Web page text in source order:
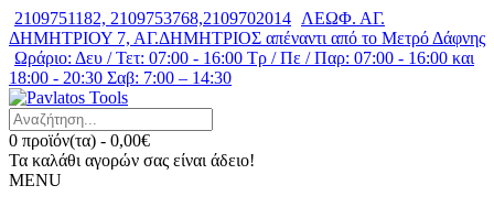
2109751182, 2109753768,2109702014 ΛΕΩΦ. ΑΓ.
ΔΗΜΗΤΡΙΟΥ 7, ΑΓ.ΔΗΜΗΤΡΙΟΣ απέναντι από το Μετρό Δάφνης
Ωράριο: Δευ / Τετ: 07:00 - 16:00 Τρ / Πε / Παρ: 07:00 - 16:00 και
18:00 - 20:30 Σαβ: 7:00 – 14:30
0 προϊόν(τα) - 0,00€
Τα καλάθι αγορών σας είναι άδειο!
MENU